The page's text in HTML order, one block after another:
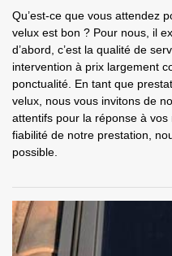
Qu’est-ce que vous attendez
velux est bon ? Pour nous, il
d’abord, c’est la qualité de
intervention à prix largement
ponctualité. En tant que
velux, nous vous invitons de
attentifs pour la réponse à
fiabilité de notre prestation,
possible.